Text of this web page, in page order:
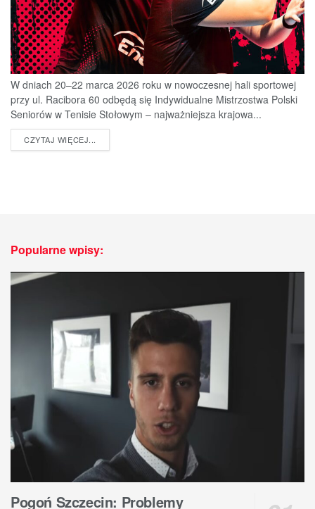
W dniach 20–22 marca 2026 roku w nowoczesnej hali sportowej
przy ul. Racibora 60 odbędą się Indywidualne Mistrzostwa Polski
Seniorów w Tenisie Stołowym – najważniejsza krajowa...
CZYTAJ WIĘCEJ...
Popularne wpisy:
Pogoń Szczecin: Problemy